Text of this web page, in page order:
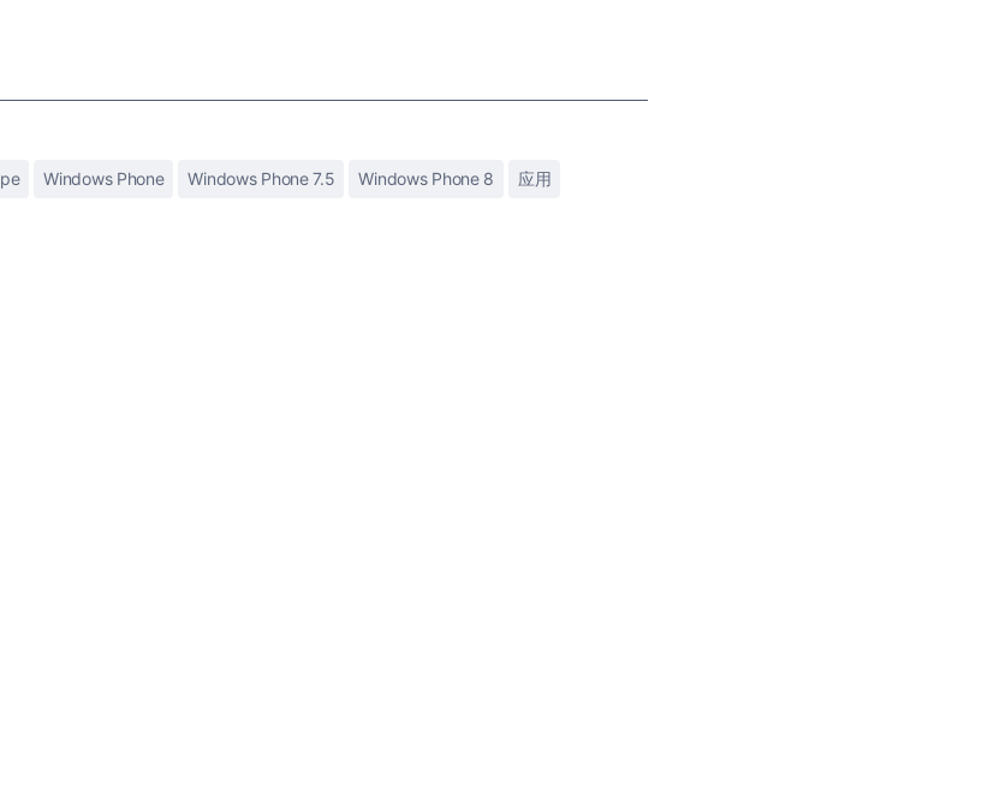
Windows Phone Windows Phone 7.5 Windows Phone 8 应用